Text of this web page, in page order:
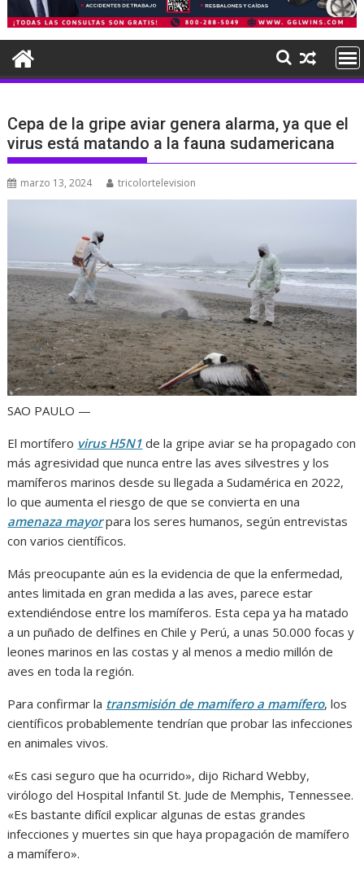
Cepa de la gripe aviar genera alarma, ya que el
virus está matando a la fauna sudamericana
marzo 13, 2024 tricolortelevision
SAO PAULO —
El mortífero virus H5N1 de la gripe aviar se ha propagado con
más agresividad que nunca entre las aves silvestres y los
mamíferos marinos desde su llegada a Sudamérica en 2022,
lo que aumenta el riesgo de que se convierta en una
amenaza mayorpara los seres humanos, según entrevistas
con varios científicos.
Más preocupante aún es la evidencia de que la enfermedad,
antes limitada en gran medida a las aves, parece estar
extendiéndose entre los mamíferos. Esta cepa ya ha matado
a un puñado de delfines en Chile y Perú, a unas 50.000 focas y
leones marinos en las costas y al menos a medio millón de
aves en toda la región.
Para confirmar la transmisión de mamífero a mamífero, los
científicos probablemente tendrían que probar las infecciones
en animales vivos.
«Es casi seguro que ha ocurrido», dijo Richard Webby,
virólogo del Hospital Infantil St. Jude de Memphis, Tennessee.
«Es bastante difícil explicar algunas de estas grandes
infecciones y muertes sin que haya propagación de mamífero
a mamífero».